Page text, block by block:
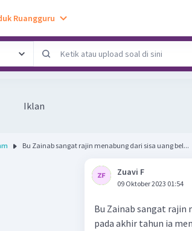
Ruangguru
Iklan
Bu Zainab sangat rajin menabung dari sisa uang bel...
Zuavi F
09 Oktober 2023 01:54
Bu Zainab sangat rajin
pada akhir tahun ia